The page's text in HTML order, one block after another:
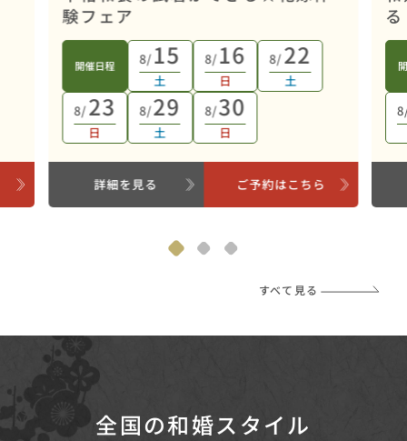
験フェア
開催日程 8/15
土
8/16
日
8/22
土
8/23
日
8/29
土
8/30
日
詳細を見る ご予約はこちら
すべて見る
全国の和婚スタイル